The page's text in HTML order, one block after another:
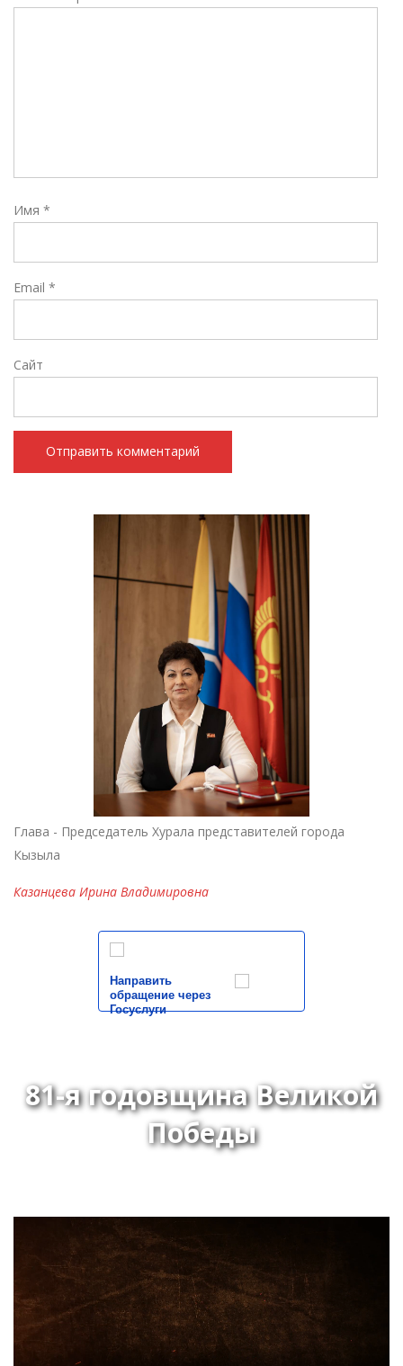
Имя *
Email *
Сайт
Глава - Председатель Хурала представителей города
Кызыла
Казанцева Ирина Владимировна
Направить
обращение через
Госуслуги
81-я годовщина Великой
Победы